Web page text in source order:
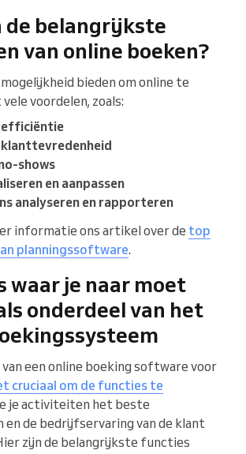
de belangrijkste
van online boeken?
bieden om online te
voordelen, zoals:
efficiëntie
shows
en aanpassen
analyseren en rapporteren
informatie ons artikel over de top
planningssoftware.
waar je naar moet
onderdeel van het
een online boeking software voor
cruciaal om de functies te
je activiteiten het beste
en de bedrijfservaring van de klant
zijn de belangrijkste functies